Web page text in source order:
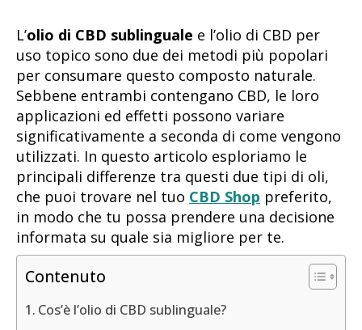
L’olio di CBD sublinguale e l’olio di CBD per
uso topico sono due dei metodi più popolari
per consumare questo composto naturale.
Sebbene entrambi contengano CBD, le loro
applicazioni ed effetti possono variare
significativamente a seconda di come vengono
utilizzati. In questo articolo esploriamo le
principali differenze tra questi due tipi di oli,
che puoi trovare nel tuo CBD Shop preferito,
in modo che tu possa prendere una decisione
informata su quale sia migliore per te.
Contenuto
Cos’è l’olio di CBD sublinguale?